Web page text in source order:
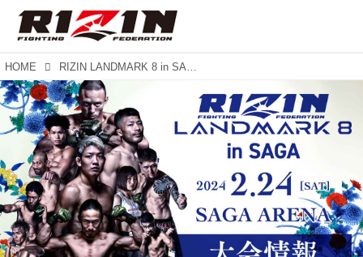
HOME RIZIN LANDMARK 8 in SAGA 大会情報／チケット